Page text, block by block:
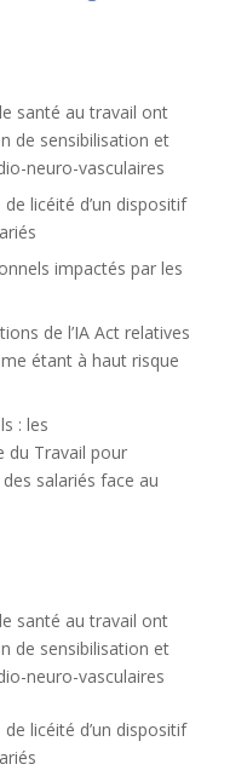
santé au travail ont
de sensibilisation et
neuro-vasculaires
licéité d’un dispositif
impactés par les
de l’IA Act relatives
étant à haut risque
: les
du Travail pour
salariés face au
santé au travail ont
de sensibilisation et
neuro-vasculaires
licéité d’un dispositif